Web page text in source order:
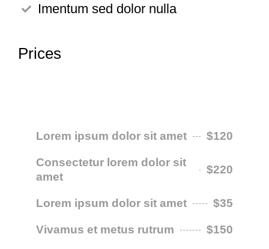
Imentum sed dolor nulla
Prices
Lorem ipsum dolor sit amet $120
Consectetur lorem dolor sit
amet
$220
Lorem ipsum dolor sit amet $35
Vivamus et metus rutrum $150